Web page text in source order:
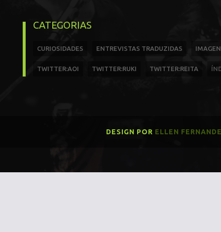
CATEGORIAS
CURIOSIDADES ENTREVISTAS TRADUZIDAS
TWITTER:AOI TWITTER:RUKI TWITTER:REITA
DESIGN POR ELLEN